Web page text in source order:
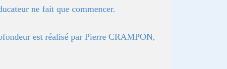
ne fait que commencer.
est réalisé par Pierre CRAMPON,